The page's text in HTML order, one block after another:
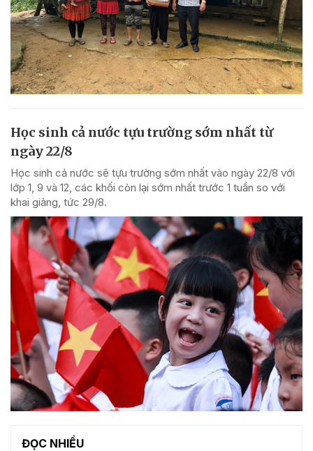
Học sinh cả nước tựu trường sớm nhất từ
ngày 22/8
Học sinh cả nước sẽ tựu trường sớm nhất vào ngày 22/8 với
lớp 1, 9 và 12, các khối còn lại sớm nhất trước 1 tuần so với
khai giảng, tức 29/8.
ĐỌC NHIỀU